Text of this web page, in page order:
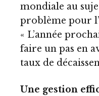
mondiale au
problème pour
« L’année
faire un pas en
taux de
Une gestion